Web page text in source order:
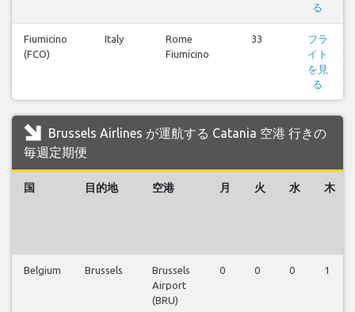
る
Fiumicino
(FCO)
Italy
Rome
Fiumicino
33
フラ
イト
を見
る
Brussels Airlines が運航する Catania 空港 行きの
毎週定期便
国 目的地 空港 月 火 水 木
Belgium Brussels
Brussels
Airport
(BRU)
0 0 0 1